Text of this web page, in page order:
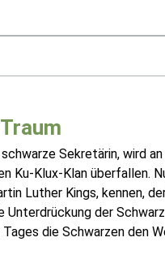
Sekretärin, wird
Ku-Klux-Klan überfallen.
Luther Kings, kennen,
der
die Schwarzen den